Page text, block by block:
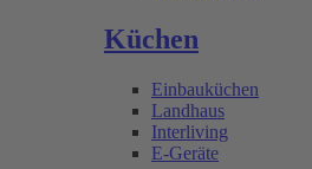
Küchen
Einbauküchen
Landhaus
Interliving
E-Geräte